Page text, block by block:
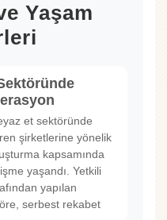
Yaşam
et sektöründe
şirketlerine yönelik
kapsamında
yaşandı. Yetkili
yapılan
serbest rekabet